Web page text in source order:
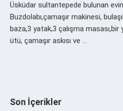
Üsküdar sultantepede bulunan
Buzdolabı,çamaşır makinesi,
baza,3 yatak,3 çalışma masası,bir
ütü, çamaşır askısı ve …
Son İçerikler